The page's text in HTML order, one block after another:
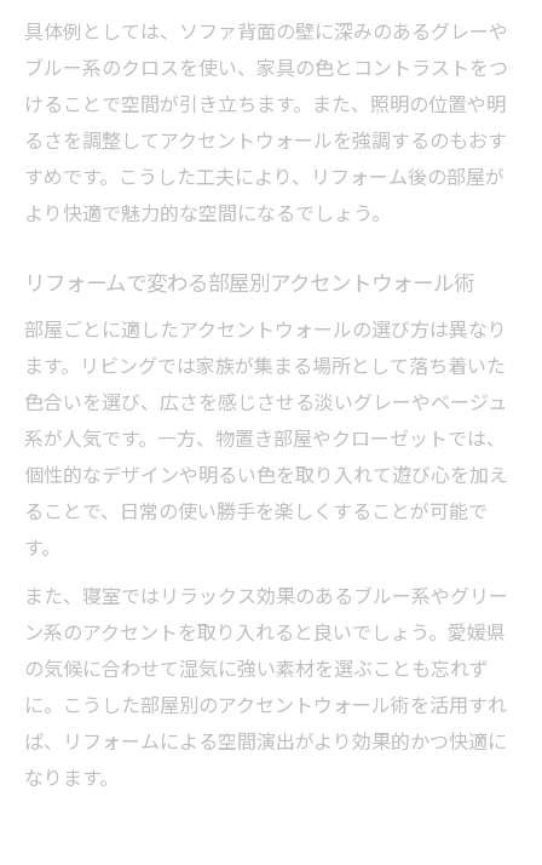
具体例としては、ソファ背面の壁に深みのあるグレーや
ブルー系のクロスを使い、家具の色とコントラストをつ
けることで空間が引き立ちます。また、照明の位置や明
るさを調整してアクセントウォールを強調するのもおす
すめです。こうした工夫により、リフォーム後の部屋が
より快適で魅力的な空間になるでしょう。
リフォームで変わる部屋別アクセントウォール術
部屋ごとに適したアクセントウォールの選び方は異なり
ます。リビングでは家族が集まる場所として落ち着いた
色合いを選び、広さを感じさせる淡いグレーやベージュ
系が人気です。一方、物置き部屋やクローゼットでは、
個性的なデザインや明るい色を取り入れて遊び心を加え
ることで、日常の使い勝手を楽しくすることが可能で
す。
また、寝室ではリラックス効果のあるブルー系やグリー
ン系のアクセントを取り入れると良いでしょう。愛媛県
の気候に合わせて湿気に強い素材を選ぶことも忘れず
に。こうした部屋別のアクセントウォール術を活用すれ
ば、リフォームによる空間演出がより効果的かつ快適に
なります。